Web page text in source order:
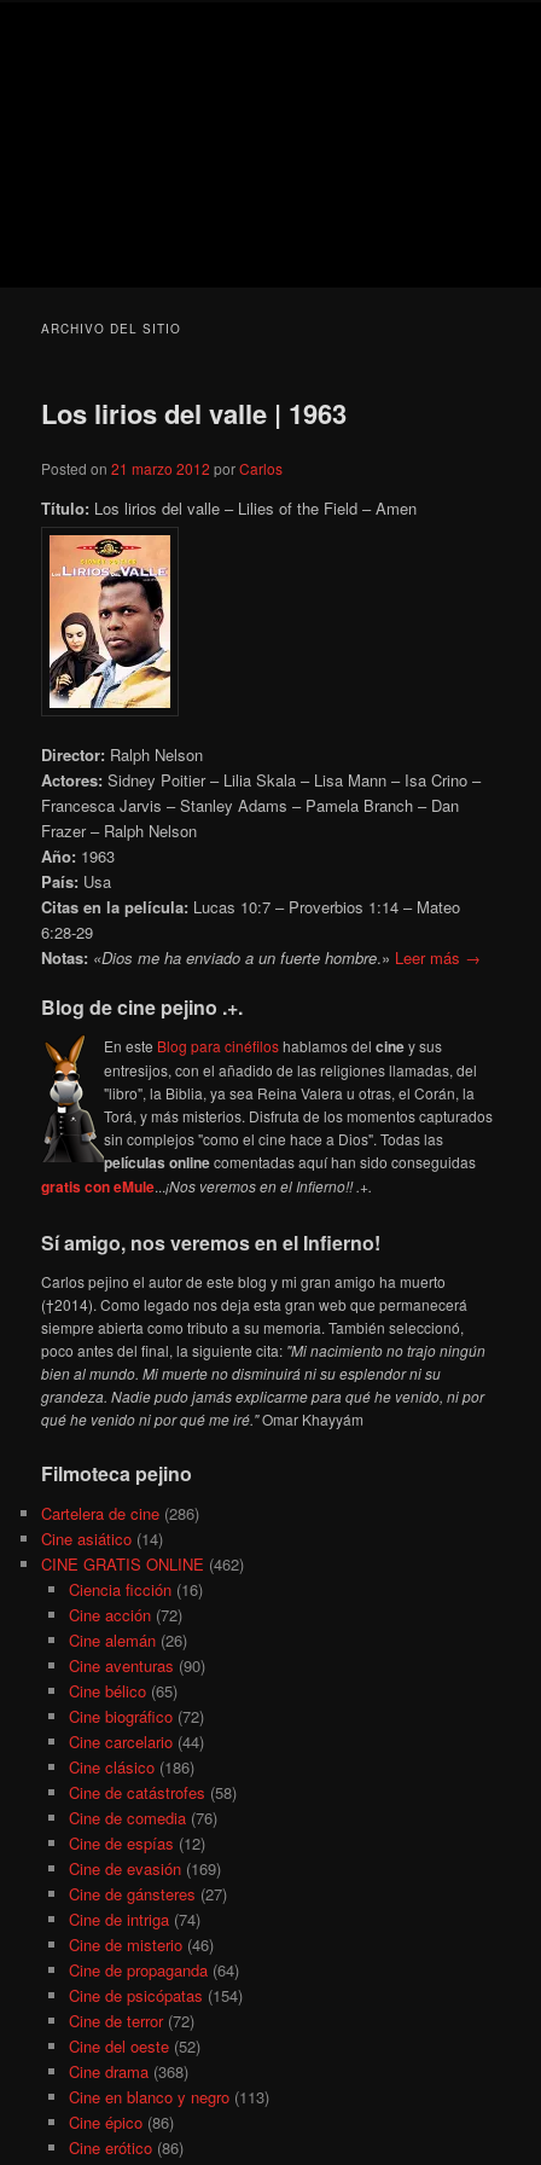
ARCHIVO DEL SITIO
Los lirios del valle | 1963
Posted on21 marzo 2012 porCarlos
Título: Los lirios del valle – Lilies of the Field – Amen
Director: Ralph Nelson
Actores: Sidney Poitier – Lilia Skala – Lisa Mann – Isa Crino –
Francesca Jarvis – Stanley Adams – Pamela Branch – Dan
Frazer – Ralph Nelson
Año: 1963
País: Usa
Citas en la película: Lucas 10:7 – Proverbios 1:14 – Mateo
6:28-29
Notas: «Dios me ha enviado a un fuertehombre.» Leer más →
Blog de cine pejino .+.
En este Blog para cinéfiloshablamos delciney sus
entresijos, con el añadido de las religiones llamadas, del
"libro", la Biblia, ya sea Reina Valera u otras, el Corán, la
Torá, y más misterios. Disfruta de los momentos capturados
sin complejos "como el cine hace a Dios". Todas las
películas onlinecomentadas aquí han sido conseguidas
gratis con eMule...¡Nos veremos en el Infierno!! .+.
Sí amigo, nos veremos en el Infierno!
Carlos pejino el autor de este blog y mi gran amigo ha muerto
(†2014). Como legado nos deja esta gran web que permanecerá
siempre abierta como tributo a su memoria. También seleccionó,
poco antes del final, la siguiente cita: "Mi nacimiento no trajo ningún
bien al mundo. Mi muerte no disminuirá ni su esplendor ni su
grandeza. Nadie pudo jamás explicarme para qué he venido, ni por
qué he venido ni por qué me iré."Omar Khayyám
Filmoteca pejino
Cartelera de cine (286)
Cine asiático (14)
CINE GRATIS ONLINE (462)
Ciencia ficción(16)
Cine acción(72)
Cine alemán(26)
Cine aventuras (90)
Cine bélico(65)
Cine biográfico(72)
Cine carcelario(44)
Cine clásico(186)
Cine de catástrofes (58)
Cine de comedia(76)
Cine de espías (12)
Cine de evasión(169)
Cine de gánsteres (27)
Cine de intriga(74)
Cine de misterio(46)
Cine de propaganda(64)
Cine de psicópatas (154)
Cine de terror(72)
Cine del oeste(52)
Cine drama(368)
Cine en blanco y negro(113)
Cine épico(86)
Cine erótico(86)